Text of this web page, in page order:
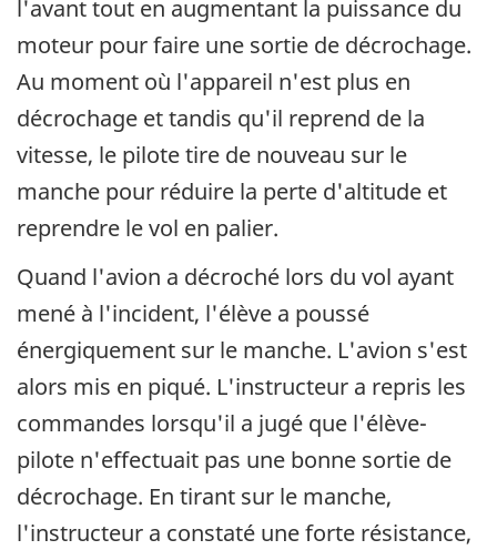
l'avant tout en augmentant la puissance du
moteur pour faire une sortie de décrochage.
Au moment où l'appareil n'est plus en
décrochage et tandis qu'il reprend de la
vitesse, le pilote tire de nouveau sur le
manche pour réduire la perte d'altitude et
reprendre le vol en palier.
Quand l'avion a décroché lors du vol ayant
mené à l'incident, l'élève a poussé
énergiquement sur le manche. L'avion s'est
alors mis en piqué. L'instructeur a repris les
commandes lorsqu'il a jugé que l'élève-
pilote n'effectuait pas une bonne sortie de
décrochage. En tirant sur le manche,
l'instructeur a constaté une forte résistance,